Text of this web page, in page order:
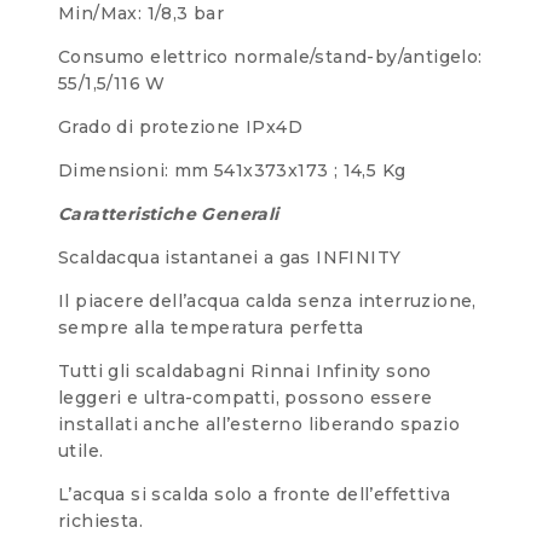
Min/Max: 1/8,3 bar
Consumo elettrico normale/stand-by/antigelo:
55/1,5/116 W
Grado di protezione IPx4D
Dimensioni: mm 541x373x173 ; 14,5 Kg
Caratteristiche Generali
Scaldacqua istantanei a gas INFINITY
Il piacere dell’acqua calda senza interruzione,
sempre alla temperatura perfetta
Tutti gli scaldabagni Rinnai Infinity sono
leggeri e ultra-compatti, possono essere
installati anche all’esterno liberando spazio
utile.
L’acqua si scalda solo a fronte dell’effettiva
richiesta.